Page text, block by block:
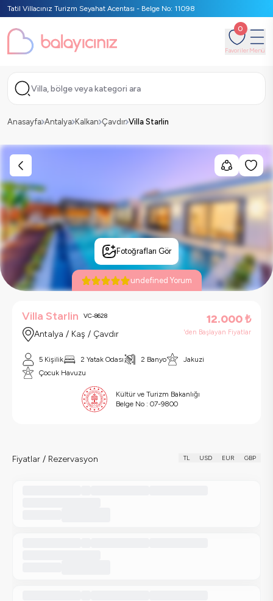
Tatil Villacınız Turizm Seyahat Acentası - Belge No: 11098
0
FavorilerMenü
Villa, bölge veya kategori ara
Anasayfa Antalya Kalkan Çavdır Villa Starlin
Fotoğrafları Gör
undefined Yorum
Villa Starlin VC-8628
Antalya / Kaş / Çavdır
12.000₺
'den Başlayan Fiyatlar
5 Kişilik 2 Yatak Odası 2 Banyo
Jakuzi
Çocuk Havuzu
Kültür ve Turizm Bakanlığı
Belge No : 07-9800
Fiyatlar / Rezervasyon TL USD EUR GBP